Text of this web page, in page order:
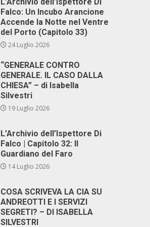
Falco: Un Incubo Arancione
Accende la Notte nel Ventre
del Porto (Capitolo 33)
24 Luglio 2026
“GENERALE CONTRO
GENERALE. IL CASO DALLA
CHIESA” – di Isabella
Silvestri
19 Luglio 2026
L’Archivio dell’Ispettore Di
Falco | Capitolo 32: Il
Guardiano del Faro
14 Luglio 2026
COSA SCRIVEVA LA CIA SU
ANDREOTTI E I SERVIZI
SEGRETI? – DI ISABELLA
SILVESTRI